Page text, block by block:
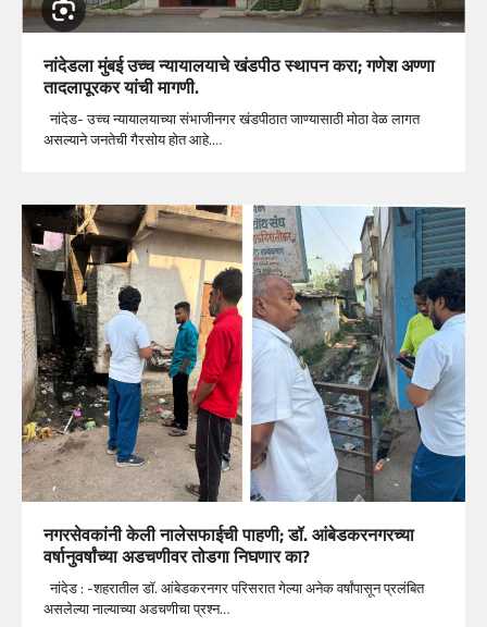
नांदेडला मुंबई उच्च न्यायालयाचे खंडपीठ स्थापन करा; गणेश अण्णा
तादलापूरकर यांची मागणी.
नांदेड- उच्च न्यायालयाच्या संभाजीनगर खंडपीठात जाण्यासाठी मोठा वेळ लागत
असल्याने जनतेची गैरसोय होत आहे.…
नगरसेवकांनी केली नालेसफाईची पाहणी; डॉ. आंबेडकरनगरच्या
वर्षानुवर्षांच्या अडचणीवर तोडगा निघणार का?
नांदेड : -शहरातील डॉ. आंबेडकरनगर परिसरात गेल्या अनेक वर्षांपासून प्रलंबित
असलेल्या नाल्याच्या अडचणीचा प्रश्न…